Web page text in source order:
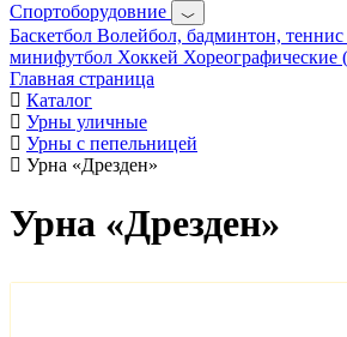
Спортоборудовние
Баскетбол Волейбол, бадминтон, теннис
минифутбол Хоккей Хореографические
Главная страница
Каталог
Урны уличные
Урны с пепельницей
Урна «Дрезден»
Урна «Дрезден»